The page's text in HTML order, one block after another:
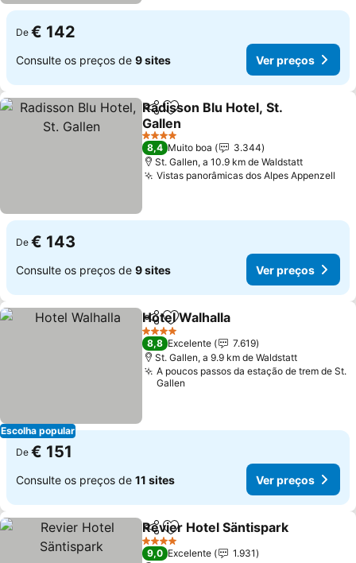
De € 142
Consulte os preços de 9 sites Ver preços
PartilharAdicionar aos favoritos
Radisson Blu Hotel, St.
Gallen
Ver preços
4 Estrelas
8,4 Muito boa
3.344
St. Gallen, a 10.9 km de Waldstatt
Vistas panorâmicas dos Alpes Appenzell
De € 143
Consulte os preços de 9 sites Ver preços
Escolha popular
PartilharAdicionar aos favoritos
Hotel Walhalla
4 Estrelas
8,8 Excelente
7.619
St. Gallen, a 9.9 km de Waldstatt
A poucos passos da estação de trem de St.
Gallen
De € 151
Consulte os preços de 11 sites Ver preços
PartilharAdicionar aos favoritos
Revier Hotel Säntispark
4 Estrelas
9,0 Excelente
1.931